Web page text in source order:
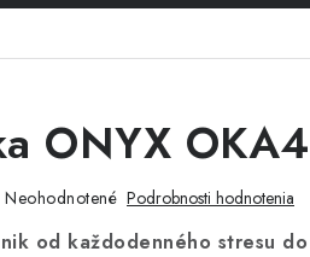
ONYX OKA4
Neohodnotené Podrobnosti hodnotenia
od každodenného stresu